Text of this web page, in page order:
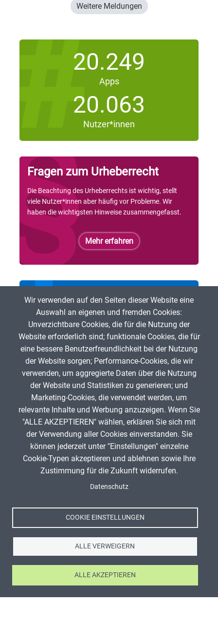
Weitere Meldungen
20.249
Apps
20.063
Nutzer*innen
Fragen zum Urheberrecht
Die Beachtung des Urheberrechts ist wichtig, stellt
viele Nutzer*innen aber häufig vor Probleme. Wir
haben die wichtigsten Hinweise zusammengefasst.
Mehr erfahren
Bei der ZUM mitmachen
Du möchtest freie digitale Lehr- und Lerninhalte
fördern? Dann bist Du herzlich eingeladen, bei der ZUM
mitzumachen!
Mehr erfahren
Wir verwenden auf den Seiten dieser Website eine
Auswahl an eigenen und fremden Cookies:
Unverzichtbare Cookies, die für die Nutzung der
Website erforderlich sind; funktionale Cookies, die für
eine bessere Benutzerfreundlichkeit bei der Nutzung
der Website sorgen; Performance-Cookies, die wir
verwenden, um aggregierte Daten über die Nutzung
der Website und Statistiken zu generieren; und
Marketing-Cookies, die verwendet werden, um
relevante Inhalte und Werbung anzuzeigen. Wenn Sie
"ALLE AKZEPTIEREN" wählen, erklären Sie sich mit
der Verwendung aller Cookies einverstanden. Sie
können jederzeit unter "Einstellungen" einzelne
Cookie-Typen akzeptieren und ablehnen sowie Ihre
Zustimmung für die Zukunft widerrufen.
Datenschutz
COOKIE EINSTELLUNGEN
ALLE VERWEIGERN
ALLE AKZEPTIEREN